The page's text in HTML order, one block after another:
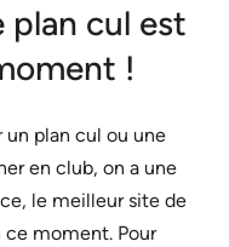
plan cul est
!
un plan cul ou une
en club, on a une
le meilleur site de
moment. Pour